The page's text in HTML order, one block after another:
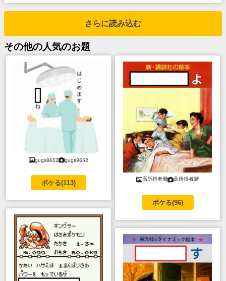
さらに読み込む
その他の人気のお題
guga9652 guga9652
ボケる(113)
高所得者層 高所得者層
ボケる(96)